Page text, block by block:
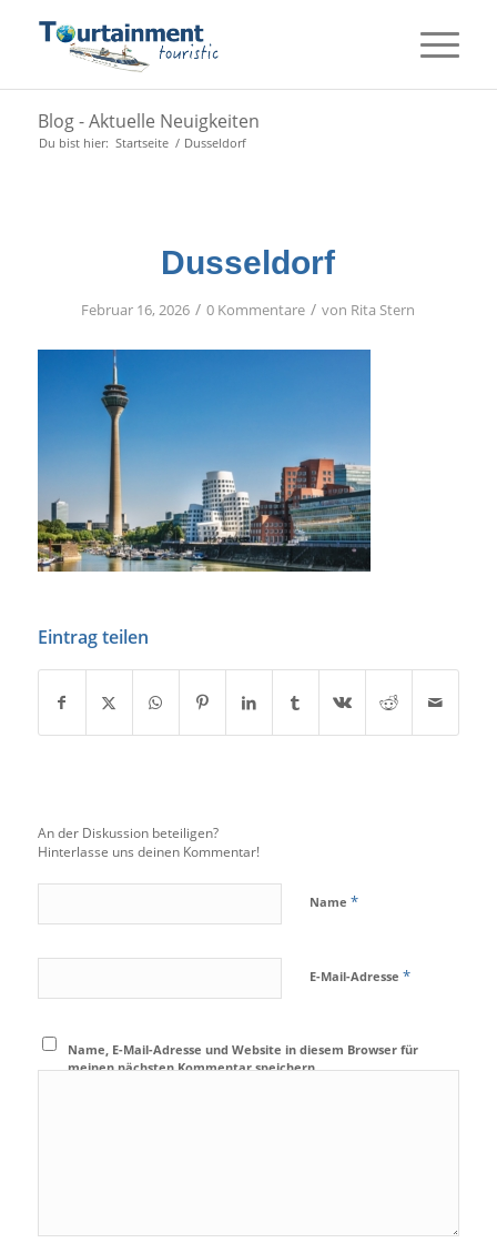
Blog - Aktuelle Neuigkeiten
Du bist hier: Startseite / Dusseldorf
Dusseldorf
Februar 16, 2026 / 0 Kommentare / von Rita Stern
Eintrag teilen
An der Diskussion beteiligen?
Hinterlasse uns deinen Kommentar!
Name *
E-Mail-Adresse *
Name, E-Mail-Adresse und Website in diesem Browser für
meinen nächsten Kommentar speichern.